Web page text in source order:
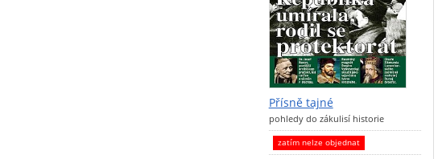
Přísně tajné
pohledy do zákulisí historie
zatím nelze objednat